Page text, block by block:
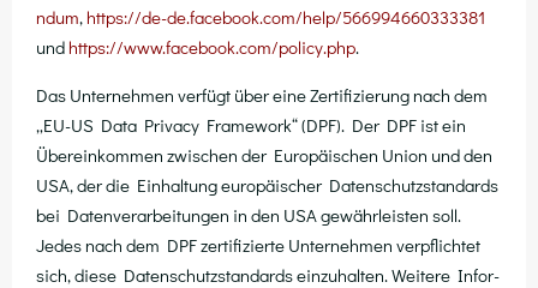
n​dum, https://​de​-de​.face​book​.com/​h​e​l​p​/​5​6​6​9​9​4​6​6​0​3​3​3​381
und https://​www​.face​book​.com/​p​o​l​i​c​y​.​php.
Das Unter­neh­men ver­fügt über eine Zer­ti­fi­zie­rung nach dem
„EU-US Data Pri­va­cy Frame­work“ (DPF). Der DPF ist ein
Über­ein­kom­men zwi­schen der Euro­päi­schen Uni­on und den
USA, der die Ein­hal­tung euro­päi­scher Daten­schutz­stan­dards
bei Daten­ver­ar­bei­tun­gen in den USA gewähr­leis­ten soll.
Jedes nach dem DPF zer­ti­fi­zier­te Unter­neh­men ver­pflich­tet
sich, die­se Daten­schutz­stan­dards ein­zu­hal­ten. Wei­te­re Infor­